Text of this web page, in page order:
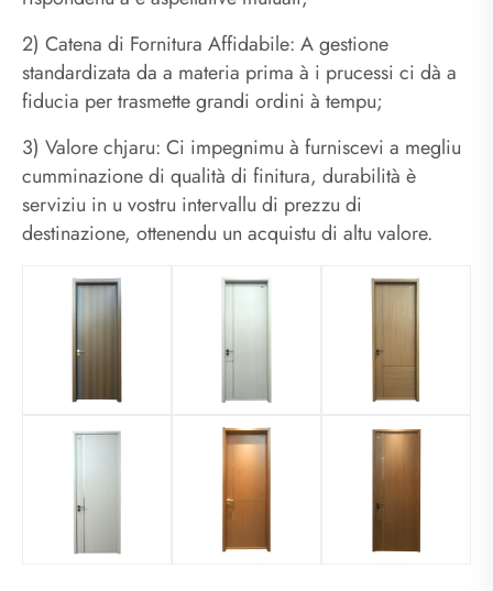
2) Catena di Fornitura Affidabile: A gestione
standardizata da a materia prima à i prucessi ci dà a
fiducia per trasmette grandi ordini à tempu;
3) Valore chjaru: Ci impegnimu à furniscevi a megliu
cumminazione di qualità di finitura, durabilità è
serviziu in u vostru intervallu di prezzu di
destinazione, ottenendu un acquistu di altu valore.